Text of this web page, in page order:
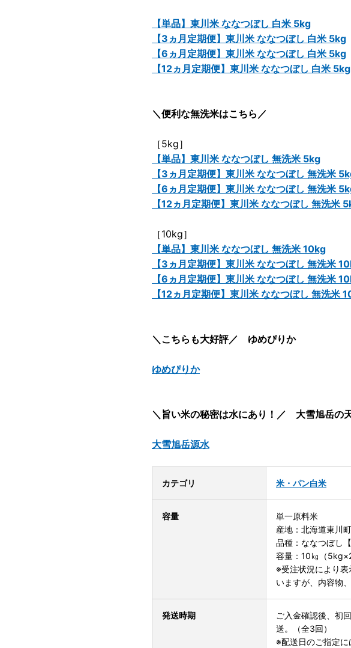
【単品】東川米 ななつぼし 白米 5kg
【3ヵ月定期便】東川米 ななつぼし 白米 5kg
【6ヵ月定期便】東川米 ななつぼし 白米 5kg
【12ヵ月定期便】東川米 ななつぼし 白米 5kg
＼便利な無洗米はこちら／
［5kg］
【単品】東川米 ななつぼし 無洗米 5kg
【3ヵ月定期便】東川米 ななつぼし 無洗米
【6ヵ月定期便】東川米 ななつぼし 無洗米
【12ヵ月定期便】東川米 ななつぼし 無洗米
［10kg］
【単品】東川米 ななつぼし 無洗米 10kg
【3ヵ月定期便】東川米 ななつぼし 無洗米
【6ヵ月定期便】東川米 ななつぼし 無洗米
【12ヵ月定期便】東川米 ななつぼし 無洗米
＼こちらも大好評／ ゆめぴりか
ゆめぴりか
＼旨い米の秘密は水にあり！／ 大雪旭岳の
大雪旭岳源水
カテゴリ 米・パン白米
容量
単一原料米
産地：北海道東川町
品種：ななつぼし
容量：10㎏（
※受注状況により
いますが、内容物
発送時期
ご入金確認後、初
送。（全3回）
※配送日のご指定